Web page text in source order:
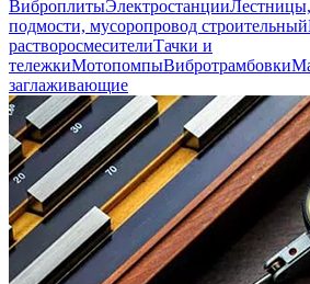
ВиброплитыЭлектростанцииЛестницы,
подмости, мусоропровод строительный
растворосмесителиТачки и
тележкиМотопомпыВибротрамбовки
заглаживающие